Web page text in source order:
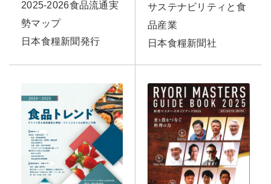
2025-2026食品流通実
勢マップ
日本食糧新聞発行
サステナビリティと食
品産業
日本食糧新聞社